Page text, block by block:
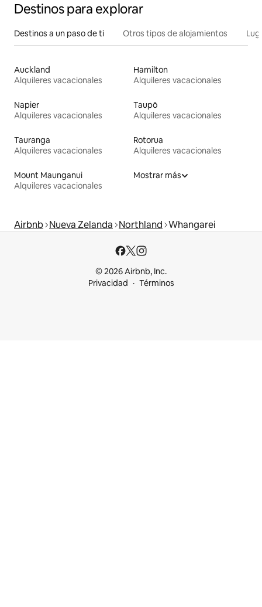
Destinos para explorar
Destinos a un paso de ti Otros tipos de alojamientos
Auckland
Alquileres vacacionales
Hamilton
Alquileres vacacionales
Napier
Alquileres vacacionales
Taupō
Alquileres vacacionales
Tauranga
Alquileres vacacionales
Rotorua
Alquileres vacacionales
Mount Maunganui
Alquileres vacacionales
Mostrar más
Airbnb Nueva Zelanda Northland Whangarei
© 2026 Airbnb, Inc.
Privacidad
Términos